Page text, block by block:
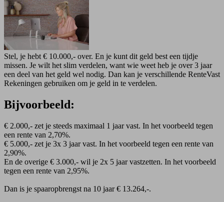
Stel, je hebt € 10.000,- over. En je kunt dit geld best een tijdje
missen. Je wilt het slim verdelen, want wie weet heb je over 3 jaar
een deel van het geld wel nodig. Dan kan je verschillende RenteVast
Rekeningen gebruiken om je geld in te verdelen.
Bijvoorbeeld:
€ 2.000,- zet je steeds maximaal 1 jaar vast. In het voorbeeld tegen
een rente van 2,70%.
€ 5.000,- zet je 3x 3 jaar vast. In het voorbeeld tegen een rente van
2,90%.
En de overige € 3.000,- wil je 2x 5 jaar vastzetten. In het voorbeeld
tegen een rente van 2,95%.
Dan is je spaaropbrengst na 10 jaar € 13.264,-.